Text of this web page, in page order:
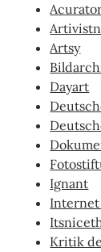
Artsy
Dayart
Ignant
Kritik